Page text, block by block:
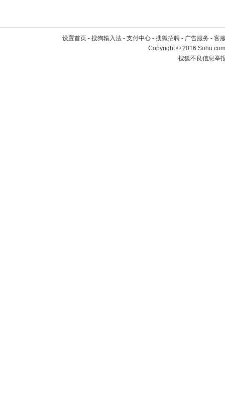
设置首页 - 搜狗输入法 - 支付中心 - 搜狐招聘 - 广告服务 - 客
Copyright©2016
搜狐不良信息举